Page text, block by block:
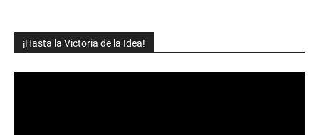
¡Hasta la Victoria de la Idea!